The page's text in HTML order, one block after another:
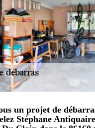
un projet de
Stéphane